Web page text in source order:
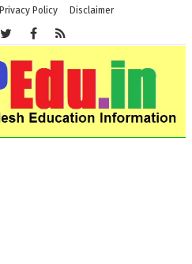
Privacy Policy Disclaimer